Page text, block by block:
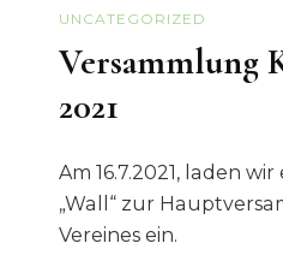
UNCATEGORIZED
Versammlung
2021
Am 16.7.2021, laden
„Wall“ zur
Vereines ein.